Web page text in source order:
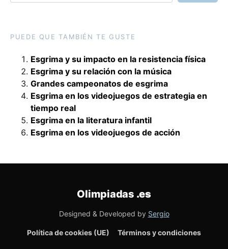
PUEDE QUE TAMBIÉN TE GUSTE
Esgrima y su impacto en la resistencia física
Esgrima y su relación con la música
Grandes campeonatos de esgrima
Esgrima en los videojuegos de estrategia en
tiempo real
Esgrima en la literatura infantil
Esgrima en los videojuegos de acción
Política de cookies (UE) Términos y condiciones
Olimpiadas .es
Designed & Developed by Sergio